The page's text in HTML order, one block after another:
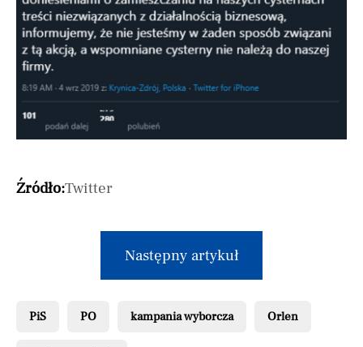
Źródło:Twitter
Następny artykuł
PiS PO kampania wyborcza Orlen